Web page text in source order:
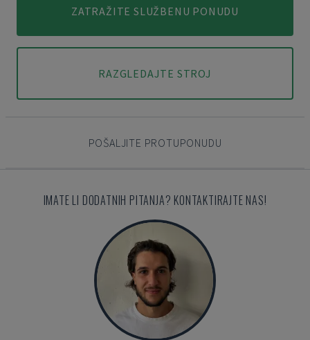
ZATRAŽITE SLUŽBENU PONUDU
RAZGLEDAJTE STROJ
POŠALJITE PROTUPONUDU
IMATE LI DODATNIH PITANJA? KONTAKTIRAJTE NAS!